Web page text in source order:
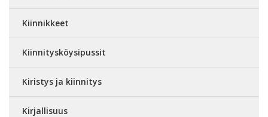
Kiinnikkeet
Kiinnitysköysipussit
Kiristys ja kiinnitys
Kirjallisuus